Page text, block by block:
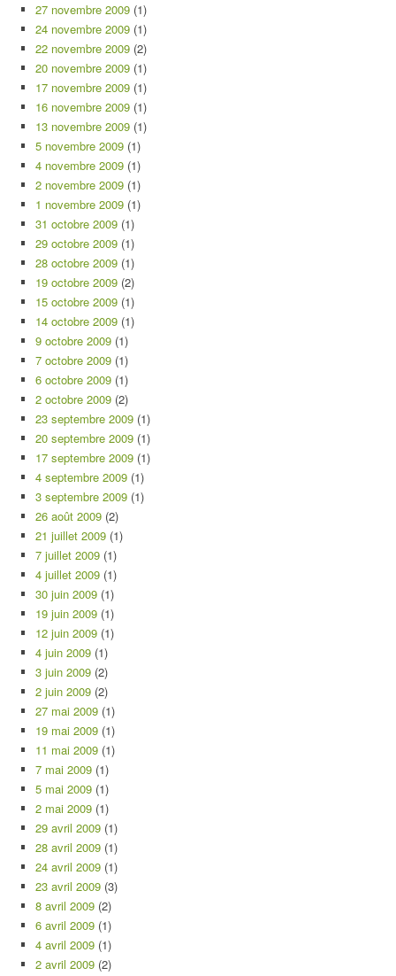
27 novembre 2009 (1)
24 novembre 2009 (1)
22 novembre 2009 (2)
20 novembre 2009 (1)
17 novembre 2009 (1)
16 novembre 2009 (1)
13 novembre 2009 (1)
5 novembre 2009 (1)
4 novembre 2009 (1)
2 novembre 2009 (1)
1 novembre 2009 (1)
31 octobre 2009 (1)
29 octobre 2009 (1)
28 octobre 2009 (1)
19 octobre 2009 (2)
15 octobre 2009 (1)
14 octobre 2009 (1)
9 octobre 2009 (1)
7 octobre 2009 (1)
6 octobre 2009 (1)
2 octobre 2009 (2)
23 septembre 2009 (1)
20 septembre 2009 (1)
17 septembre 2009 (1)
4 septembre 2009 (1)
3 septembre 2009 (1)
26 août 2009 (2)
21 juillet 2009 (1)
7 juillet 2009 (1)
4 juillet 2009 (1)
30 juin 2009 (1)
19 juin 2009 (1)
12 juin 2009 (1)
4 juin 2009 (1)
3 juin 2009 (2)
2 juin 2009 (2)
27 mai 2009 (1)
19 mai 2009 (1)
11 mai 2009 (1)
7 mai 2009 (1)
5 mai 2009 (1)
2 mai 2009 (1)
29 avril 2009 (1)
28 avril 2009 (1)
24 avril 2009 (1)
23 avril 2009 (3)
8 avril 2009 (2)
6 avril 2009 (1)
4 avril 2009 (1)
2 avril 2009 (2)